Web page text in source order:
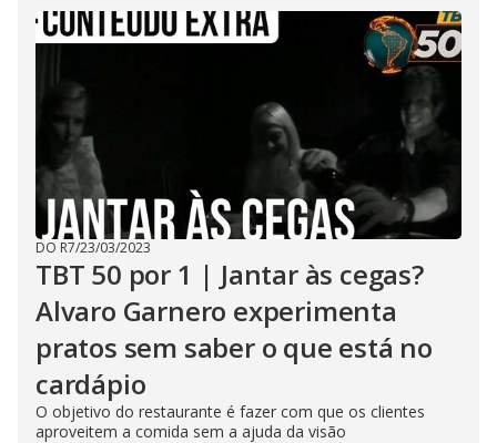
DO R7/23/03/2023
TBT 50 por 1 | Jantar às cegas?
Alvaro Garnero experimenta
pratos sem saber o que está no
cardápio
O objetivo do restaurante é fazer com que os clientes
aproveitem a comida sem a ajuda da visão